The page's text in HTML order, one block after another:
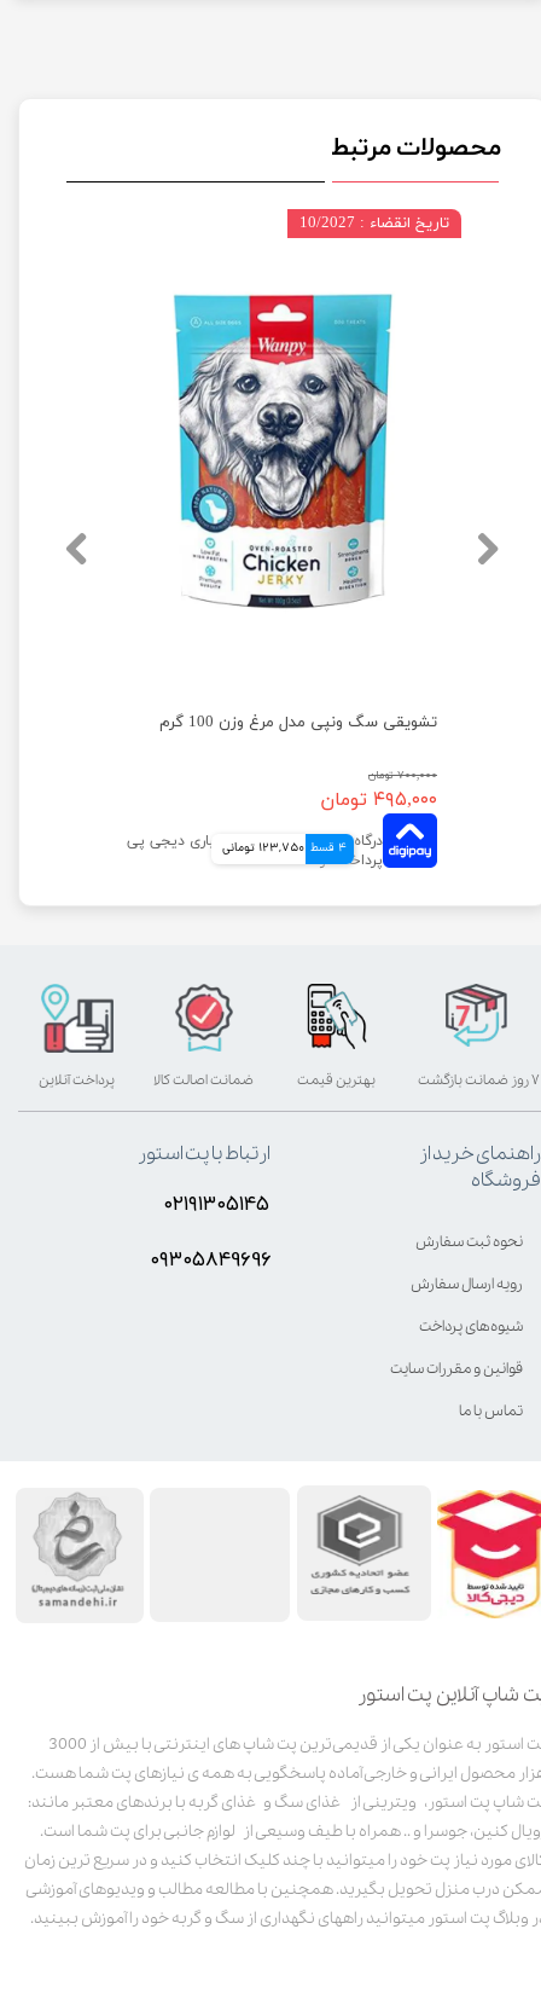
محصولات مرتبط
تشویقی سگ ونپی مدل مرغ وزن 100 گرم
۷۰۰,۰۰۰ تومان
۴۹۵,۰۰۰ تومان
4 قسط 123,750 تومانی
تاریخ انقضاء : 10/2027
شاپ آنلاین پت استور
پت استور به عنوان یکی از قدیمی‌ترین پت شاپ های اینترنتی با بیش از 3000
محصول ایرانی و خارجی آماده پاسخگویی به همه ی نیازهای پت شما هست.
شاپ پت استور، ویترینی از غذای سگ و غذای گربه با برندهای معتبر مانند:
کنین، جوسرا و .. همراه با طیف وسیعی از لوازم جانبی برای پت شما است.
مورد نیاز پت خود را میتوانید با چند کلیک انتخاب کنید و در سریع ترین زمان
درب منزل تحویل بگیرید. همچنین با مطالعه مطالب و ویدیوهای آموزشی
وبلاگ پت استور میتوانید راههای نگهداری از سگ و گربه خود را آموزش ببینید.
بهترین قیمت پرداخت آنلاین ۷ روز ضمانت بازگشت ضمانت اصالت کالا
راهنمای خرید از
فروشگاه
نحوه ثبت سفارش
رویه ارسال سفارش
شیوه‌های پرداخت
قوانین و مقررات سایت
تماس با ما
ارتباط با پت استور
۰۲۱۹۱۳۰۵۱۴۵
۰۹۳۰۵8۴9696